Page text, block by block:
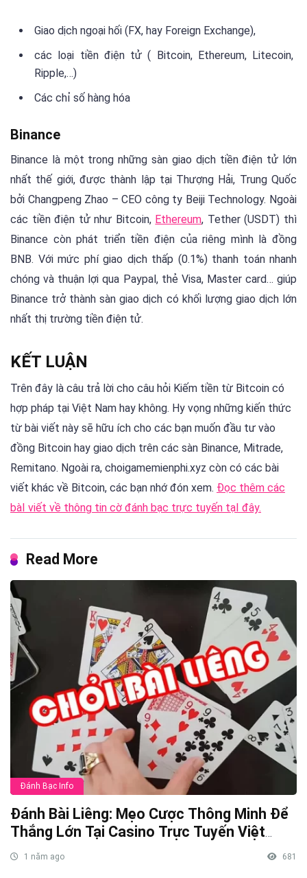
Giao dịch ngoại hối (FX, hay Foreign Exchange),
các loại tiền điện tử ( Bitcoin, Ethereum, Litecoin,
Ripple,…)
Các chỉ số hàng hóa
Binance
Binance là một trong những sàn giao dịch tiền điện tử lớn
nhất thế giới, được thành lập tại Thượng Hải, Trung Quốc
bởi Changpeng Zhao – CEO công ty Beiji Technology. Ngoài
các tiền điện tử như Bitcoin, Ethereum, Tether (USDT) thì
Binance còn phát triển tiền điện của riêng mình là đồng
BNB. Với mức phí giao dịch thấp (0.1%) thanh toán nhanh
chóng và thuận lợi qua Paypal, thẻ Visa, Master card… giúp
Binance trở thành sàn giao dịch có khối lượng giao dịch lớn
nhất thị trường tiền điện tử.
KẾT LUẬN
Trên đây là câu trả lời cho câu hỏi Kiếm tiền từ Bitcoin có
hợp pháp tại Việt Nam hay không. Hy vọng những kiến thức
từ bài viết này sẽ hữu ích cho các bạn muốn đầu tư vào
đồng Bitcoin hay giao dịch trên các sàn Binance, Mitrade,
Remitano. Ngoài ra, choigamemienphi.xyz còn có các bài
viết khác về Bitcoin, các bạn nhớ đón xem. Đọc thêm các
bàI viết về thông tin cờ đánh bạc trực tuyến tạI đây.
Read More
Đánh Bạc Info
Đánh Bài Liêng: Mẹo Cược Thông Minh Để
Thắng Lớn Tại Casino Trực Tuyến Việt
Nam1 năm ago 681